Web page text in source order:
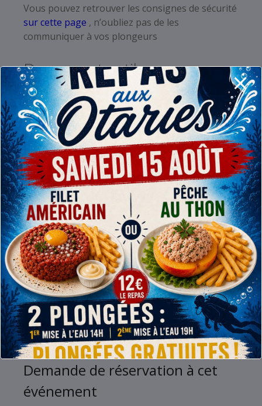
Vous pouvez retrouver les consignes de sécurité
sur cette page , n’oubliez pas de les
communiquer à vos plongeurs
Documents utiles :
feuille de
palanquées
Règlement
ordre
intérieur –
AG 01-
2024
Plans carrière :
Plan
général
Plan détail
En espérant vous voir nombreux !
A vendredi
Demande de réservation à cet
événement